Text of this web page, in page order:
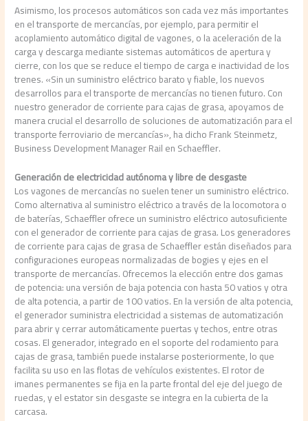
Asimismo, los procesos automáticos son cada vez más importantes
en el transporte de mercancías, por ejemplo, para permitir el
acoplamiento automático digital de vagones, o la aceleración de la
carga y descarga mediante sistemas automáticos de apertura y
cierre, con los que se reduce el tiempo de carga e inactividad de los
trenes. «Sin un suministro eléctrico barato y fiable, los nuevos
desarrollos para el transporte de mercancías no tienen futuro. Con
nuestro generador de corriente para cajas de grasa, apoyamos de
manera crucial el desarrollo de soluciones de automatización para el
transporte ferroviario de mercancías», ha dicho Frank Steinmetz,
Business Development Manager Rail en Schaeffler.
Generación de electricidad autónoma y libre de desgaste
Los vagones de mercancías no suelen tener un suministro eléctrico.
Como alternativa al suministro eléctrico a través de la locomotora o
de baterías, Schaeffler ofrece un suministro eléctrico autosuficiente
con el generador de corriente para cajas de grasa. Los generadores
de corriente para cajas de grasa de Schaeffler están diseñados para
configuraciones europeas normalizadas de bogies y ejes en el
transporte de mercancías. Ofrecemos la elección entre dos gamas
de potencia: una versión de baja potencia con hasta 50 vatios y otra
de alta potencia, a partir de 100 vatios. En la versión de alta potencia,
el generador suministra electricidad a sistemas de automatización
para abrir y cerrar automáticamente puertas y techos, entre otras
cosas. El generador, integrado en el soporte del rodamiento para
cajas de grasa, también puede instalarse posteriormente, lo que
facilita su uso en las flotas de vehículos existentes. El rotor de
imanes permanentes se fija en la parte frontal del eje del juego de
ruedas, y el estator sin desgaste se integra en la cubierta de la
carcasa.